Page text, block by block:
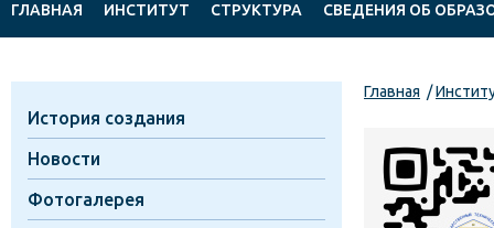
ГЛАВНАЯ ИНСТИТУТ СТРУКТУРА СВЕДЕНИЯ ОБ
Главная
История создания
Новости
Фотогалерея